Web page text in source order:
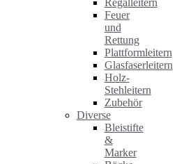
Feuer
und
Rettung
Plattformleitern
Glasfaserleitern
Holz-
Stehleitern
Zubehör
Diverse
Bleistifte
&
Marker